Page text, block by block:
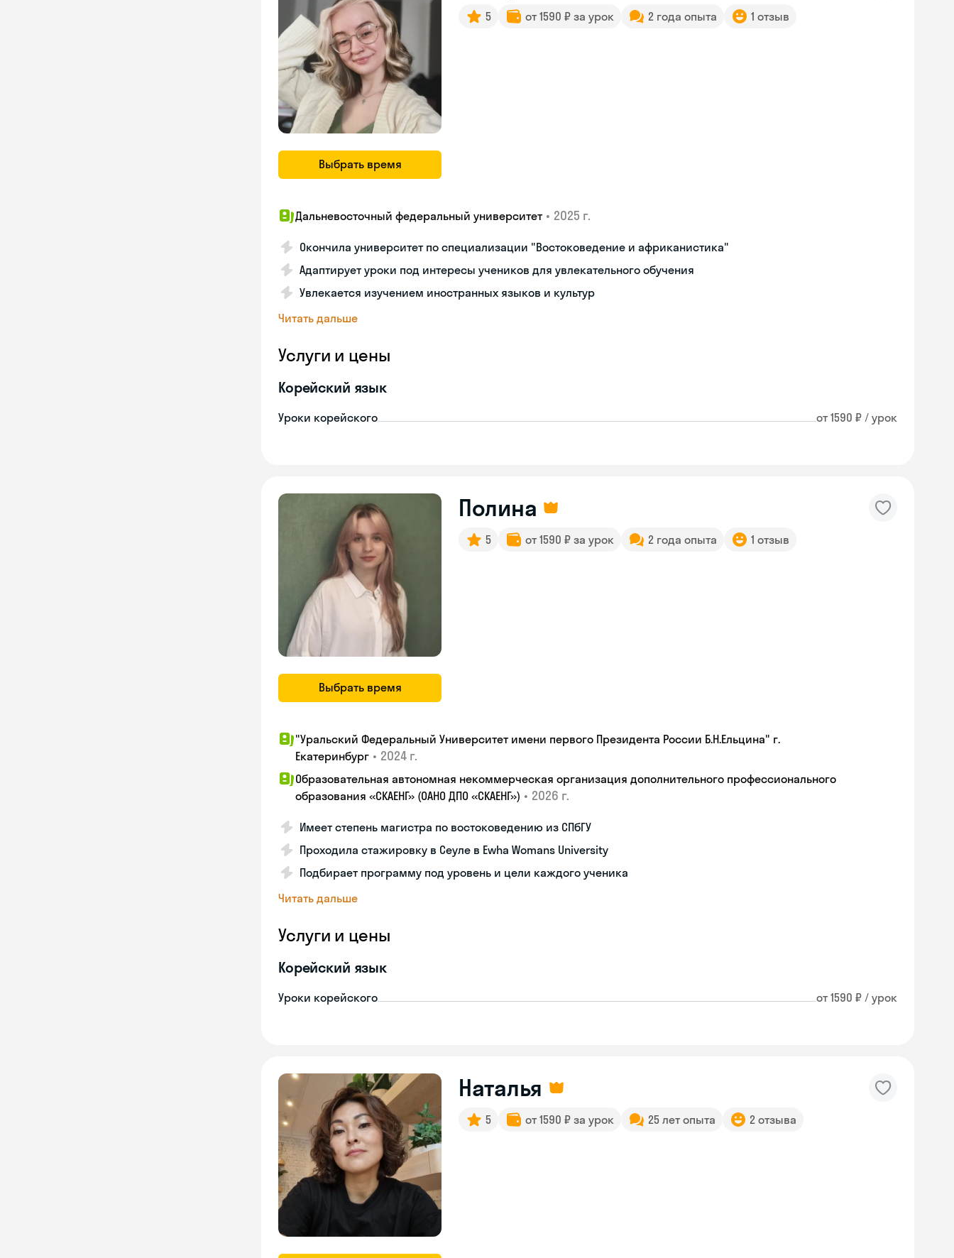
Выбрать время
5 от 1590 ₽ за урок 2 года опыта 1 отзыв
Дальневосточный федеральный университет • 2025 г.
Окончила университет по специализации "Востоковедение и африканистика"
Адаптирует уроки под интересы учеников для увлекательного обучения
Увлекается изучением иностранных языков и культур
Читать дальше
Услуги и цены
Корейский язык
Уроки корейского от 1590 ₽ / урок
Выбрать время
Полина
5 от 1590 ₽ за урок 2 года опыта 1 отзыв
"Уральский Федеральный Университет имени первого Президента России Б.Н.Ельцина" г.
Екатеринбург • 2024 г.
Образовательная автономная некоммерческая организация дополнительного профессионального
образования «СКАЕНГ» (ОАНО ДПО «СКАЕНГ») • 2026 г.
Имеет степень магистра по востоковедению из СПбГУ
Проходила стажировку в Сеуле в Ewha Womans University
Подбирает программу под уровень и цели каждого ученика
Читать дальше
Услуги и цены
Корейский язык
Уроки корейского от 1590 ₽ / урок
Наталья
5 от 1590 ₽ за урок 25 лет опыта 2 отзыва